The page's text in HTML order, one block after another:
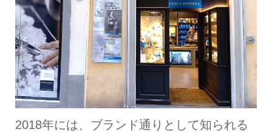
2018年には、ブランド通りとして知られる